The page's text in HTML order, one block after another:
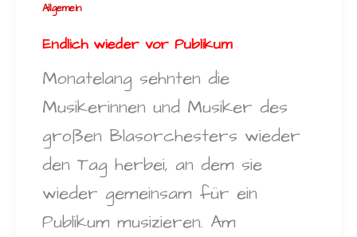
Allgemein
Endlich wieder vor Publikum
Monatelang sehnten die
Musikerinnen und Musiker des
großen Blasorchesters wieder
den Tag herbei, an dem sie
wieder gemeinsam für ein
Publikum musizieren. Am